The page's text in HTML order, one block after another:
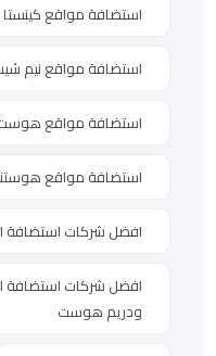
استضافة مواقع كينستا
استضافة مواقع نيم
استضافة مواقع هوست
استضافة مواقع
افضل شركات استضافة
افضل شركات استضافة
ودريم هوست